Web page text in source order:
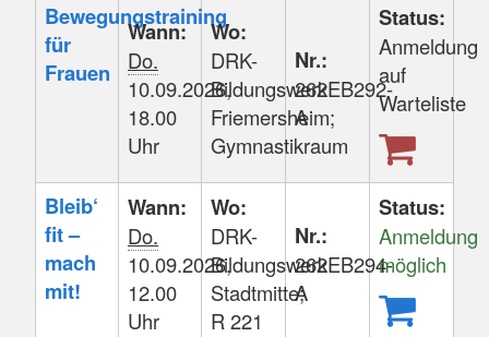
Bewegungstraining
für
Frauen
Wann:
Do.
10.09.2026,
18.00
Uhr
Wo:
DRK-
Bildungswerk
Friemersheim;
Gymnastikraum
Nr.:
262EB292-
A
Status:
Anmeldung
auf
Warteliste
Bleib‘
fit –
mach
mit!
Wann:
Do.
10.09.2026,
12.00
Uhr
Wo:
DRK-
Bildungswerk
Stadtmitte;
R 221
Nr.:
262EB294-
A
Status:
Anmeldung
möglich